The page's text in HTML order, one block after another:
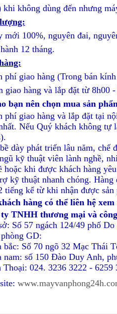
khi không dùng đến nhưng
mới 100%, nguyên đai,
12 tháng.
phí giao hàng (Trong bán
giao hàng và lắp đặt từ 8h00
bạn nên chọn mua sản
phí giao hàng và lắp đặt tại
Nếu Quý khách không tự
dày phát triển lâu năm, chế
kỹ thuật viên lành nghề,
hoặc khi được khách hàng
kỹ thuật nhanh chóng.
tiếng kể từ khi nhận được sản
hàng có thể liên hệ
TNHH thương mại và
Số 57 ngách 124/49 phố
GD:
bắc: Số 70 ngõ 32 Mạc Thái
nam: số 150 Đào Duy Anh,
024. 3236 3222 -